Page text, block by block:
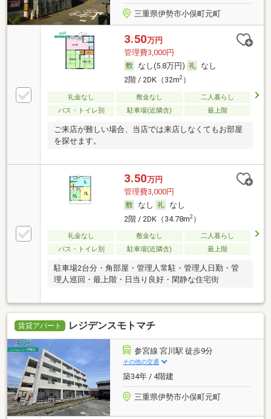
三重県伊勢市小俣町元町
3.50万円
管理費3,000円
なし(5.8万円)
なし
2階 / 2DK（32m2）
礼金なし 敷金なし
二人暮らし
バス・トイレ別
駐車場(近隣含) 最上階
ご来店が難しい場合、当店では来店しなくてもお部屋
を探せます。
3.50万円
管理費3,000円
なし
なし
2階 / 2DK（34.78m2）
礼金なし 敷金なし
二人暮らし
バス・トイレ別
駐車場(近隣含) 最上階
駐車場2台分・角部屋・管理人常駐・管理人日勤・管
理人巡回・最上階・日当り良好・閑静な住宅街
賃貸アパート レジデンスモトマチ
参宮線 宮川駅 徒歩9分
その他の交通
築34年 / 4階建
三重県伊勢市小俣町元町